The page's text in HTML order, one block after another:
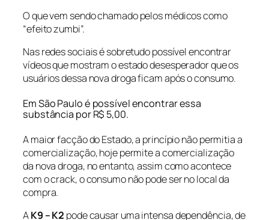
O que vem sendo chamado pelos médicos como
“efeito zumbi”.
Nas redes sociais é sobretudo possível encontrar
vídeos que mostram o estado desesperador que os
usuários dessa nova droga ficam após o consumo.
Em São Paulo é possível encontrar essa
substância por R$ 5,00.
A maior facção do Estado, a princípio não permitia a
comercialização, hoje permite a comercialização
da nova droga, no entanto, assim como acontece
com o crack, o consumo não pode ser no local da
compra.
AK9 – K2 pode causar uma intensa dependência, de